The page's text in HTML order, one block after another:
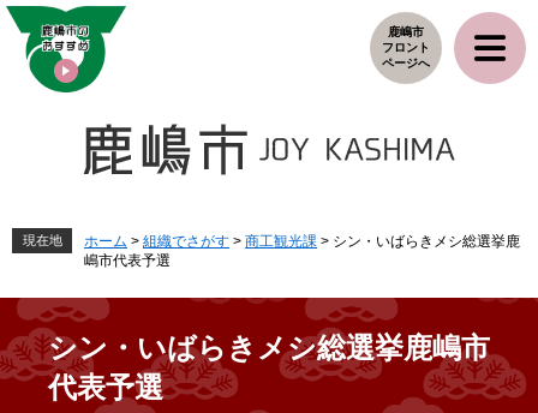
ペ
メ
鹿嶋市
フロント
ページへ
現在地 ホーム > 組織でさがす > 商工観光課 > シン・いばらきメシ総選挙鹿
嶋市代表予選
シン・いばらきメシ総選挙鹿嶋市
代表予選